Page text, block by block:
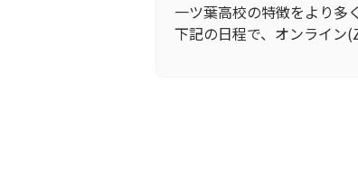
一ツ葉高校の特徴をより多
下記の日程で、オンライ